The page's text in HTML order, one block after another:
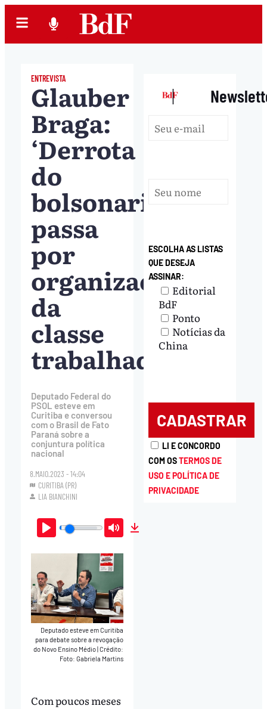
ENTREVISTA
Glauber
Braga:
‘Derrota
do
bolsonarismo
passa
por
organização
da
classe
trabalhadora’
Deputado Federal do
PSOL esteve em
Curitiba e conversou
com o Brasil de Fato
Paraná sobre a
conjuntura política
nacional
8.MAIO.2023 - 14:04
CURITIBA (PR)
LIA BIANCHINI
Play Mute
Deputado esteve em Curitiba
para debate sobre a revogação
do Novo Ensino Médio|Crédito:
Foto: Gabriela Martins
Com poucos meses
|
ESCOLHA AS LISTAS
QUE DESEJA
ASSINAR:
Editorial
BdF
Ponto
Notícias da
China
LI E CONCORDO
COM OSTERMOS DE
USO E POLÍTICA DE
PRIVACIDADE